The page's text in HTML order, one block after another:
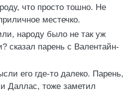
что просто тошно. Не
местечко.
народу было не так уж
сказал парень с Валентайн-
его где-то далеко. Парень,
тоже заметил